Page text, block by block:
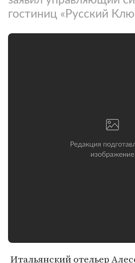
гостиниц «Русский
Итальянский отельер